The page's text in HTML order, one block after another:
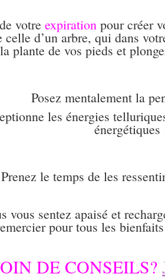
votre expiration pour créer
celle d’un arbre, qui dans
plante de vos pieds et
Posez mentalement la
les énergies
énergétiques
Prenez le temps de les
vous sentez apaisé et
pour tous les
DE CONSEILS?